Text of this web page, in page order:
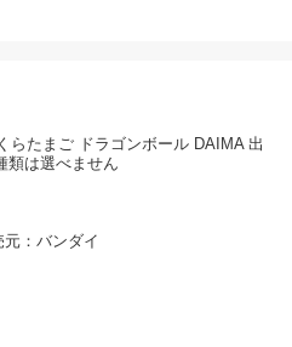
らたまご ドラゴンボール DAIMA 出
は選べません
：バンダイ